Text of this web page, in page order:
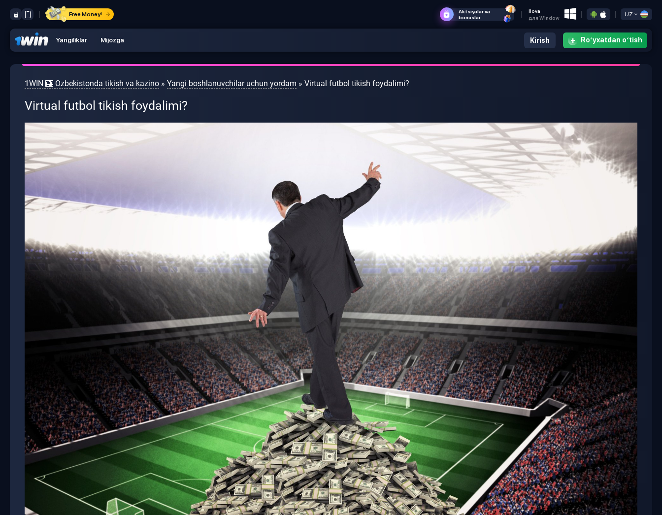
Free Money!
Aktsiyalar va
bonuslar
Ilova
для Window
UZ
Yangiliklar Mijozga Kirish + Roʻyxatdan oʻtish
1WIN 🎰 Ozbekistonda tikish va kazino » Yangi boshlanuvchilar uchun yordam » Virtual futbol tikish foydalimi?
Virtual futbol tikish foydalimi?